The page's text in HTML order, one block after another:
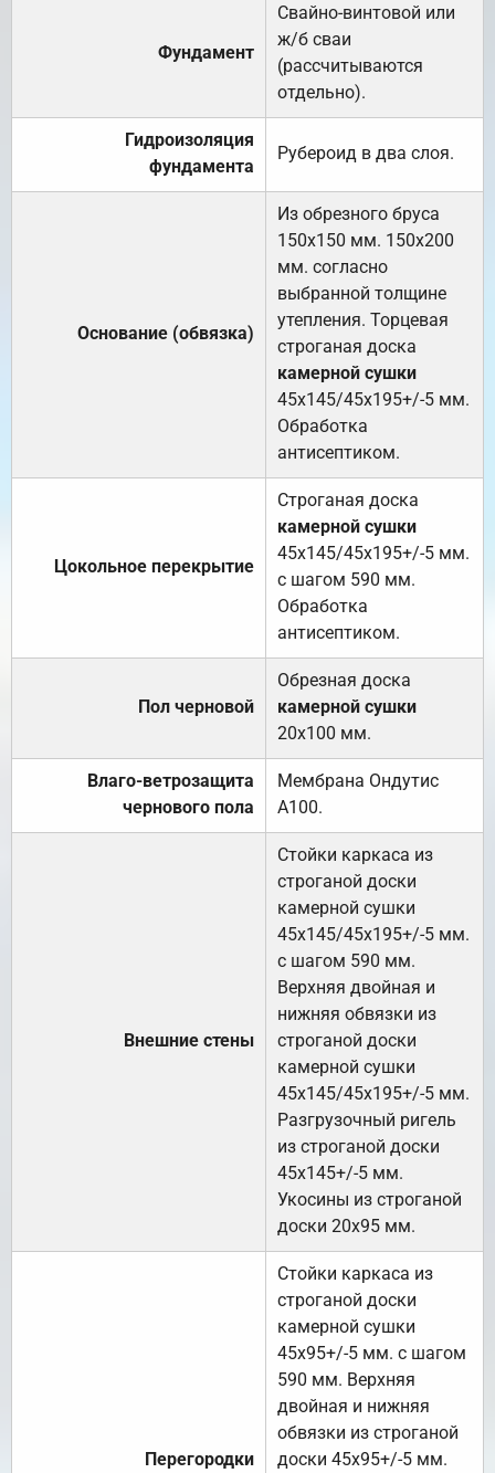
Фундамент
Свайно-винтовой или
ж/б сваи
(рассчитываются
отдельно).
Гидроизоляция
фундамента
Рубероид в два слоя.
Основание (обвязка)
Из обрезного бруса
150х150 мм. 150х200
мм. согласно
выбранной толщине
утепления. Торцевая
строганая доска
камерной сушки
45х145/45х195+/-5 мм.
Обработка
антисептиком.
Цокольное перекрытие
Строганая доска
камерной сушки
45х145/45х195+/-5 мм.
с шагом 590 мм.
Обработка
антисептиком.
Пол черновой
Обрезная доска
камерной сушки
20х100 мм.
Влаго-ветрозащита
чернового пола
Мембрана Ондутис
А100.
Внешние стены
Стойки каркаса из
строганой доски
камерной сушки
45х145/45х195+/-5 мм.
с шагом 590 мм.
Верхняя двойная и
нижняя обвязки из
строганой доски
камерной сушки
45х145/45х195+/-5 мм.
Разгрузочный ригель
из строганой доски
45х145+/-5 мм.
Укосины из строганой
доски 20х95 мм.
Перегородки
Стойки каркаса из
строганой доски
камерной сушки
45х95+/-5 мм. с шагом
590 мм. Верхняя
двойная и нижняя
обвязки из строганой
доски 45х95+/-5 мм.